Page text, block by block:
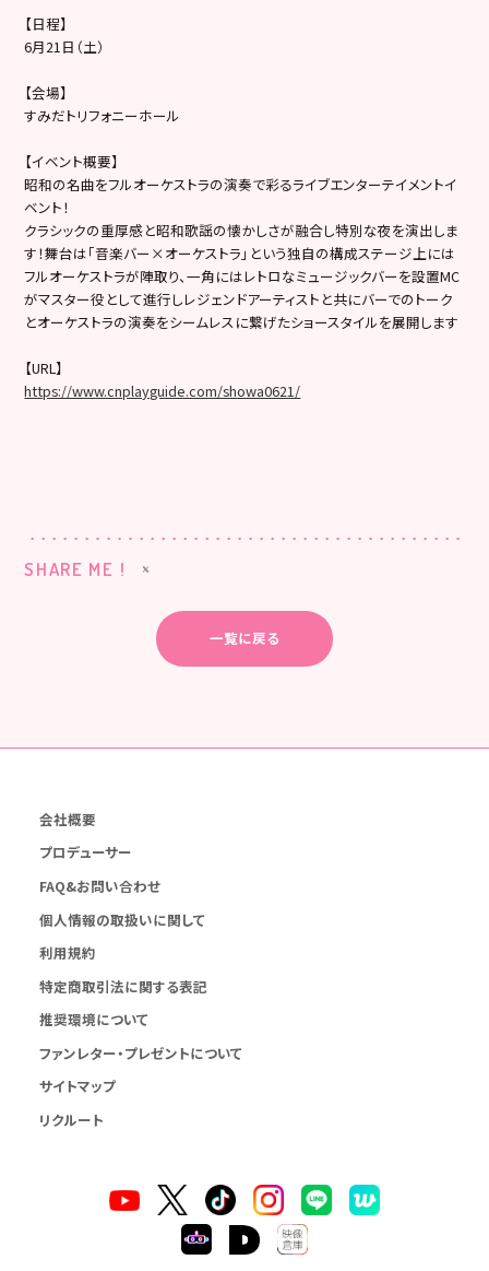
【日程】
6月21日（土）
【会場】
すみだトリフォニーホール
【イベント概要】
昭和の名曲をフルオーケストラの演奏で彩るライブエンターテイメントイ
ベント！
クラシックの重厚感と昭和歌謡の懐かしさが融合し特別な夜を演出しま
す！舞台は「音楽バー×オーケストラ」という独自の構成ステージ上には
フルオーケストラが陣取り、一角にはレトロなミュージックバーを設置MC
がマスター役として進行しレジェンドアーティストと共にバーでのトーク
とオーケストラの演奏をシームレスに繋げたショースタイルを展開します
【URL】
https://www.cnplayguide.com/showa0621/
SHARE ME !
一覧に戻る
会社概要
プロデューサー
FAQ&お問い合わせ
個人情報の取扱いに関して
利用規約
特定商取引法に関する表記
推奨環境について
ファンレター・プレゼントについて
サイトマップ
リクルート